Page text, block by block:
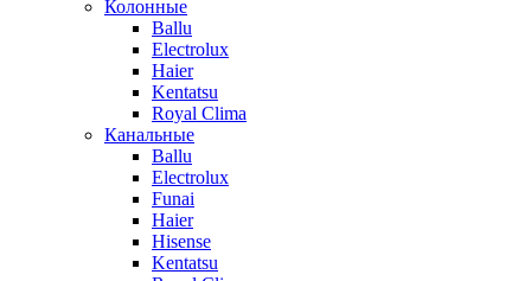
Колонные
Ballu
Electrolux
Haier
Kentatsu
Royal Clima
Канальные
Ballu
Electrolux
Funai
Haier
Hisense
Kentatsu